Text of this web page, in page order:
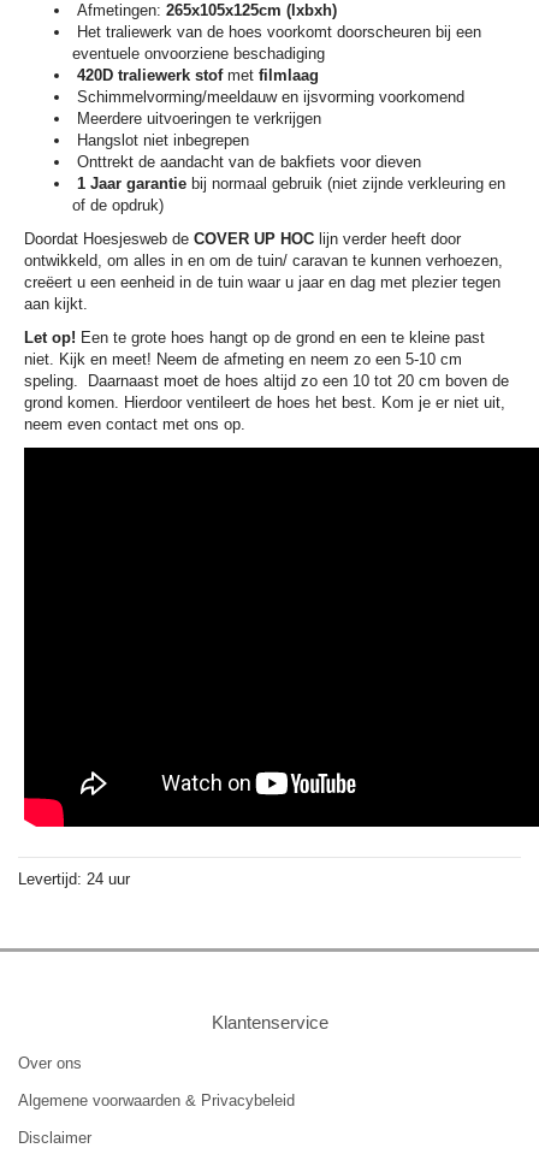
Afmetingen: 265x105x125cm (lxbxh)
Het traliewerk van de hoes voorkomt doorscheuren bij een
eventuele onvoorziene beschadiging
420D traliewerk stofmet filmlaag
Schimmelvorming/meeldauw en ijsvorming voorkomend
Meerdere uitvoeringen te verkrijgen
Hangslot niet inbegrepen
Onttrekt de aandacht van de bakfiets voor dieven
1 Jaar garantie bij normaal gebruik (niet zijnde verkleuring en
of de opdruk)
Doordat Hoesjesweb de COVER UP HOC lijn verder heeft door
ontwikkeld, om alles in en om de tuin/ caravan te kunnen verhoezen,
creëert u een eenheid in de tuin waar u jaar en dag met plezier tegen
aan kijkt.
Let op! Een te grote hoes hangt op de grond en een te kleine past
niet. Kijk en meet! Neem de afmeting en neem zo een 5-10 cm
speling. Daarnaast moet de hoes altijd zo een 10 tot 20 cm boven de
grond komen. Hierdoor ventileert de hoes het best. Kom je er niet uit,
neem even contact met ons op.
Levertijd: 24 uur
Klantenservice
Over ons
Algemene voorwaarden & Privacybeleid
Disclaimer